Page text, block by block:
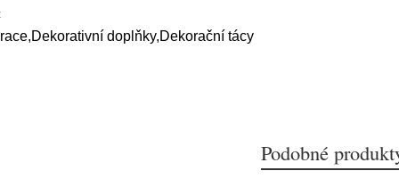
doplňky,Dekorační tácy
Podobné